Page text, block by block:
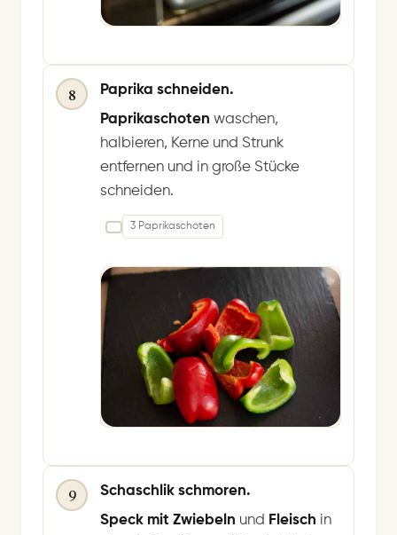
8
Paprika schneiden.
Paprikaschoten waschen,
halbieren, Kerne und Strunk
entfernen und in große Stücke
schneiden.
3 Paprikaschoten
9
Schaschlik schmoren.
Speck mit Zwiebeln und Fleisch in